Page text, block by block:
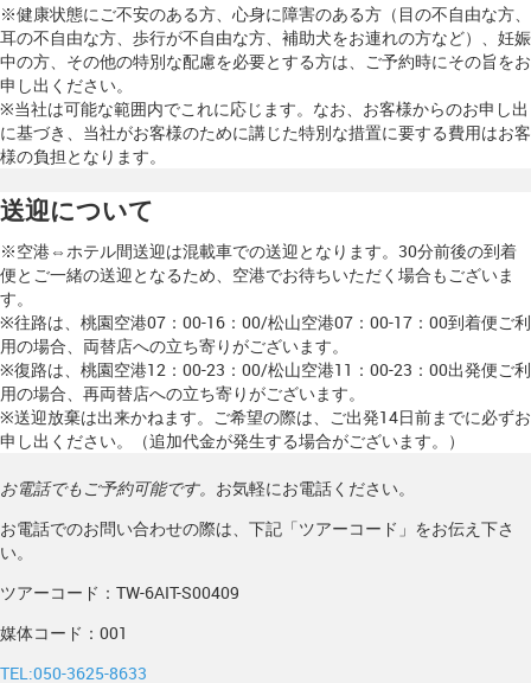
※健康状態にご不安のある方、心身に障害のある方（目の不自由な方、
耳の不自由な方、歩行が不自由な方、補助犬をお連れの方など）、妊娠
中の方、その他の特別な配慮を必要とする方は、ご予約時にその旨をお
申し出ください。
※当社は可能な範囲内でこれに応じます。なお、お客様からのお申し出
に基づき、当社がお客様のために講じた特別な措置に要する費用はお客
様の負担となります。
送迎について
※空港⇔ホテル間送迎は混載車での送迎となります。30分前後の到着
便とご一緒の送迎となるため、空港でお待ちいただく場合もございま
す。
※往路は、桃園空港07：00-16：00/松山空港07：00-17：00到着便ご利
用の場合、両替店への立ち寄りがございます。
※復路は、桃園空港12：00-23：00/松山空港11：00-23：00出発便ご利
用の場合、再両替店への立ち寄りがございます。
※送迎放棄は出来かねます。ご希望の際は、ご出発14日前までに必ずお
申し出ください。（追加代金が発生する場合がございます。）
お電話でもご予約可能です。 お気軽にお電話ください。
お電話でのお問い合わせの際は、下記「ツアーコード」をお伝え下さ
い。
ツアーコード：TW-6AIT-S00409
媒体コード：001
TEL:050-3625-8633